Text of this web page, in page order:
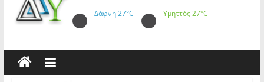
Δάφνη27°C Υμηττός27°C